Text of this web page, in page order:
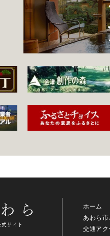
ホーム
あわら市
交通アク